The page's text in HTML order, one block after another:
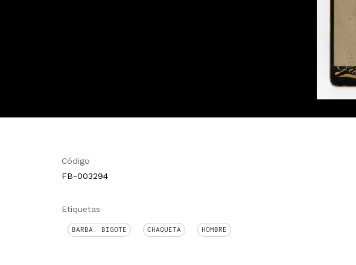
Código
FB-003294
Etiquetas
BARBA. BIGOTE CHAQUETA HOMBRE